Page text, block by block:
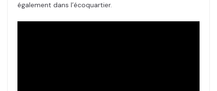
également dans l’écoquartier.